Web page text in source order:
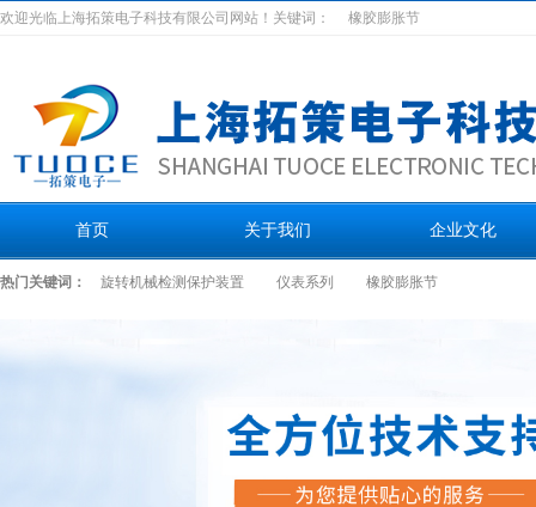
欢迎光临上海拓策电子科技有限公司网站！关键词： 橡胶膨胀节
首页 关于我们 企业文化
热门关键词： 旋转机械检测保护装置 仪表系列 橡胶膨胀节